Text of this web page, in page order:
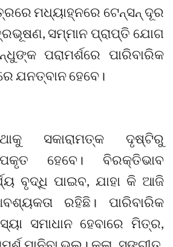
ମଧ୍ୟାହ୍ନରେ ଟେନ୍‌ସନ୍‌ ଦୂର
ସମ୍ମାନ ପ୍ରାପ୍ତି ଯୋଗ
ପରାମର୍ଶରେ ପାରିବାରିକ
ଯନତ୍ବାନ ହେବେ।
ସକାରାମତ୍କ ଦୃଷ୍ଟିରୁ
ହେବେ। ବିରକ୍ତିଭାବ
ବୃଦ୍ଧି ପାଇବ, ଯାହା କି ଆଜି
ରହିଛି। ପାରିବାରିକ
ସମାଧାନ ହେବାରେ ମିତ୍ର,